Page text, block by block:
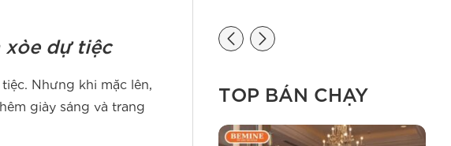
xòe dự tiệc
Nhưng khi mặc lên,
giày sáng và trang
TOP BÁN CHẠY